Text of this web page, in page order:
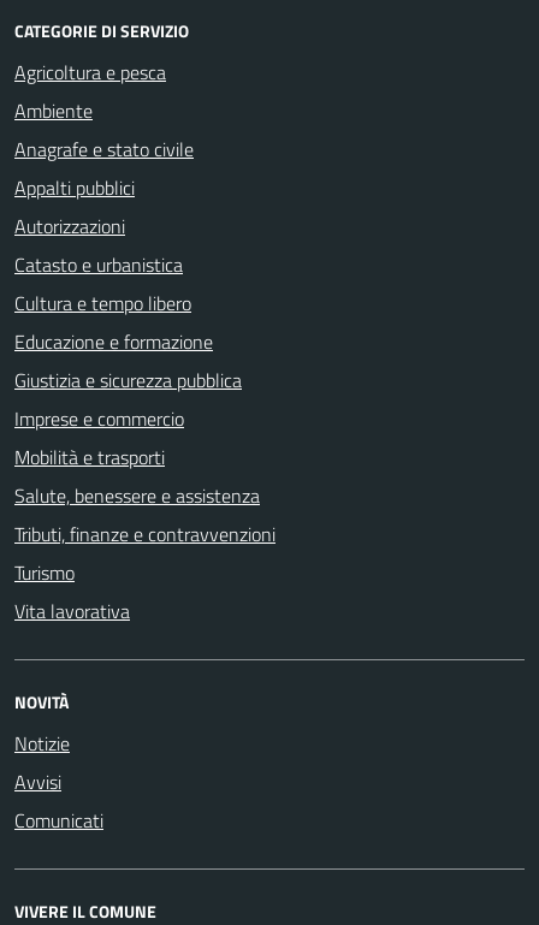
CATEGORIE DI SERVIZIO
Agricoltura e pesca
Ambiente
Anagrafe e stato civile
Appalti pubblici
Autorizzazioni
Catasto e urbanistica
Cultura e tempo libero
Educazione e formazione
Giustizia e sicurezza pubblica
Imprese e commercio
Mobilità e trasporti
Salute, benessere e assistenza
Tributi, finanze e contravvenzioni
Turismo
Vita lavorativa
NOVITÀ
Notizie
Avvisi
Comunicati
VIVERE IL COMUNE